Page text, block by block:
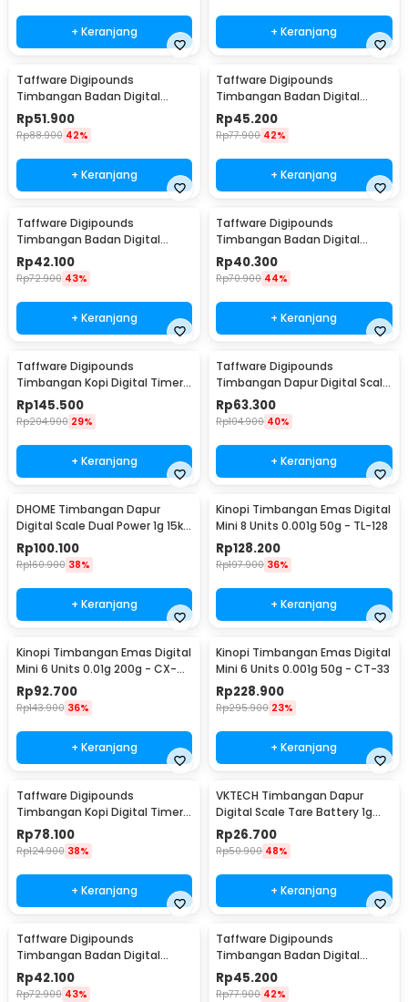
+ Keranjang + Keranjang
Taffware Digipounds
Timbangan Badan Digital
Scale Smart App 50g 180kg -
SH-Y01-U1
Rp51.900
Rp88.900 42%
+ Keranjang
Taffware Digipounds
Timbangan Badan Digital
Scale Rechargeable 180kg -
SC-15U
Rp45.200
Rp77.900 42%
+ Keranjang
Taffware Digipounds
Timbangan Badan Digital
Scale Battery 0.05kg 180kg -
SC-12
Rp42.100
Rp72.900 43%
+ Keranjang
Taffware Digipounds
Timbangan Badan Digital
Scale Battery 0.05kg 180kg -
SC-15
Rp40.300
Rp70.900 44%
+ Keranjang
Taffware Digipounds
Timbangan Kopi Digital Timer
Coffee Scale 3000g-0.1g -
TSC3/5/10
Rp145.500
Rp204.900 29%
+ Keranjang
Taffware Digipounds
Timbangan Dapur Digital Scale
Battery 0.1g 2kg - K70a
Rp63.300
Rp104.900 40%
+ Keranjang
DHOME Timbangan Dapur
Digital Scale Dual Power 1g 15kg
- JJ210
Rp100.100
Rp160.900 38%
+ Keranjang
Kinopi Timbangan Emas Digital
Mini 8 Units 0.001g 50g - TL-128
Rp128.200
Rp197.900 36%
+ Keranjang
Kinopi Timbangan Emas Digital
Mini 6 Units 0.01g 200g - CX-
129
Rp92.700
Rp143.900 36%
+ Keranjang
Kinopi Timbangan Emas Digital
Mini 6 Units 0.001g 50g - CT-33
Rp228.900
Rp295.900 23%
+ Keranjang
Taffware Digipounds
Timbangan Kopi Digital Timer
Coffee Scale 3kg 0.1g - CK2150
Rp78.100
Rp124.900 38%
+ Keranjang
VKTECH Timbangan Dapur
Digital Scale Tare Battery 1g
10kg - SF-400
Rp26.700
Rp50.900 48%
+ Keranjang
Taffware Digipounds
Timbangan Badan Digital
Scale Battery 0.05kg 180kg -
AB18
Rp42.100
Rp72.900 43%
Taffware Digipounds
Timbangan Badan Digital
Scale Rechargeable 180kg -
AR18
Rp45.200
Rp77.900 42%